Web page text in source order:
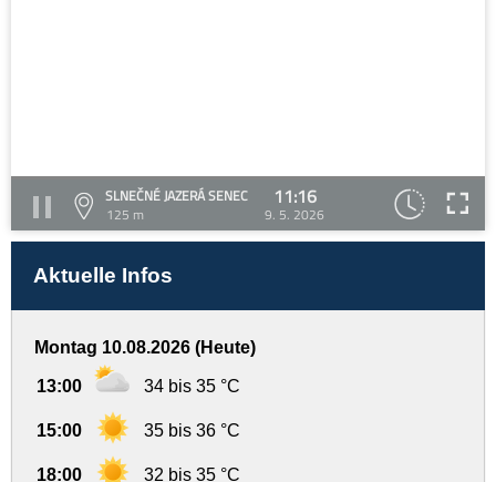
SLNEČNÉ JAZERÁ SENEC
125 m
11:16
9. 5. 2026
Aktuelle Infos
Montag 10.08.2026 (Heute)
13:00 34 bis 35 °C
15:00 35 bis 36 °C
18:00 32 bis 35 °C